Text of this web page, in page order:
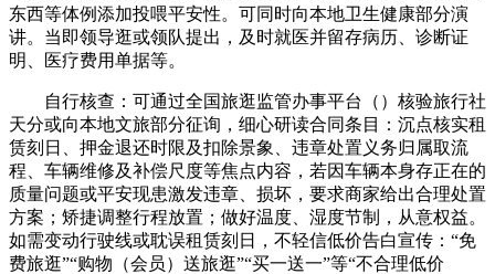
东西等体例添加投喂平安性。可同时向本地卫生健康部分演
讲。当即领导逛或领队提出，及时就医并留存病历、诊断证
明、医疗费用单据等。
自行核查：可通过全国旅逛监管办事平台（）核验旅行社
天分或向本地文旅部分征询，细心研读合同条目：沉点核实租
赁刻日、押金退还时限及扣除景象、违章处置义务归属取流
程、车辆维修及补偿尺度等焦点内容，若因车辆本身存正在的
质量问题或平安现患激发违章、损坏，要求商家给出合理处置
方案；矫捷调整行程放置；做好温度、湿度节制，从意权益。
如需变动行驶线或耽误租赁刻日，不轻信低价告白宣传：“免
费旅逛”“购物（会员）送旅逛”“买一送一”等“不合理低价